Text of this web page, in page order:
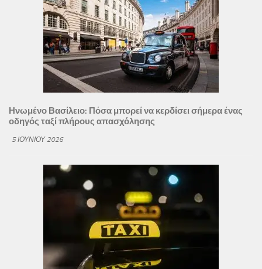
Ηνωμένο Βασίλειο: Πόσα μπορεί να κερδίσει σήμερα ένας
οδηγός ταξί πλήρους απασχόλησης
5 ΙΟΥΝΊΟΥ 2026